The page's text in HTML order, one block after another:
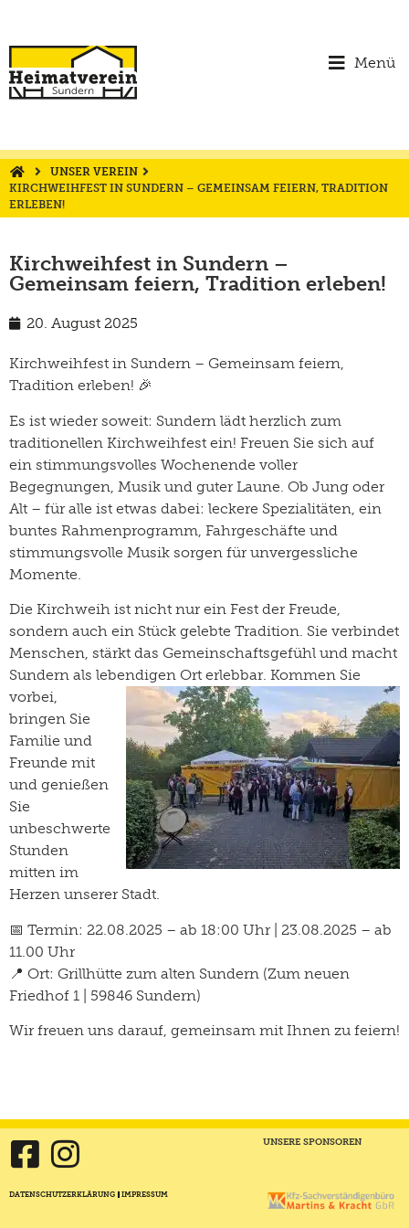
Menü
UNSER VEREIN
KIRCHWEIHFEST IN SUNDERN – GEMEINSAM FEIERN, TRADITION
ERLEBEN!
Kirchweihfest in Sundern –
Gemeinsam feiern, Tradition erleben!
20. August 2025
Kirchweihfest in Sundern – Gemeinsam feiern,
Tradition erleben! 🎉
Es ist wieder soweit: Sundern lädt herzlich zum
traditionellen Kirchweihfest ein! Freuen Sie sich auf
ein stimmungsvolles Wochenende voller
Begegnungen, Musik und guter Laune. Ob Jung oder
Alt – für alle ist etwas dabei: leckere Spezialitäten, ein
buntes Rahmenprogramm, Fahrgeschäfte und
stimmungsvolle Musik sorgen für unvergessliche
Momente.
Die Kirchweih ist nicht nur ein Fest der Freude,
sondern auch ein Stück gelebte Tradition. Sie verbindet
Menschen, stärkt das Gemeinschaftsgefühl und macht
Sundern als lebendigen Ort erlebbar. Kommen Sie
vorbei,
bringen Sie
Familie und
Freunde mit
und genießen
Sie
unbeschwerte
Stunden
mitten im
Herzen unserer Stadt.
📅 Termin: 22.08.2025 – ab 18:00 Uhr | 23.08.2025 – ab
11.00 Uhr
📍 Ort: Grillhütte zum alten Sundern (Zum neuen
Friedhof 1 | 59846 Sundern)
Wir freuen uns darauf, gemeinsam mit Ihnen zu feiern!
DATENSCHUTZERKLÄRUNG IMPRESSUM
UNSERE SPONSOREN